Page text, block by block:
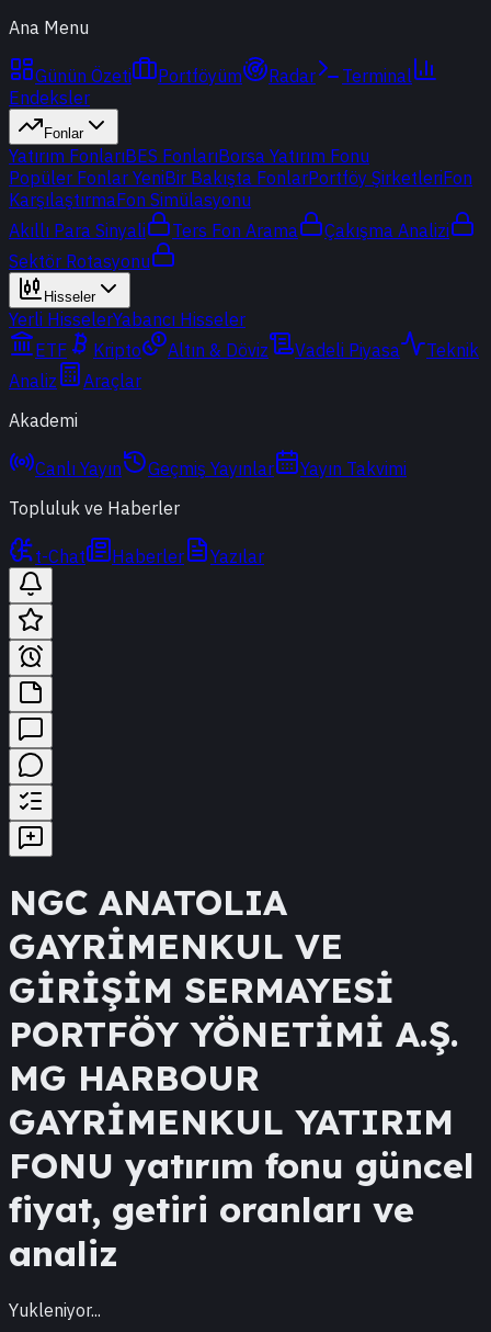
Ana Menu
Günün Özeti Portföyüm Radar
Terminal
Endeksler
Fonlar
Yatırım FonlarıBES FonlarıBorsa Yatırım Fonu
Popüler Fonlar YeniBir Bakışta FonlarPortföy ŞirketleriFon
KarşılaştırmaFon Simülasyonu
Akıllı Para Sinyali
Ters Fon Arama
Çakışma Analizi
Sektör Rotasyonu
Hisseler
Yerli HisselerYabancı Hisseler
ETF
Kripto Altın & Döviz Vadeli Piyasa
Teknik
Analiz
Araçlar
Akademi
Canlı Yayın Geçmiş Yayınlar
Yayın Takvimi
Topluluk ve Haberler
t-Chat Haberler Yazılar
NGC ANATOLIA
GAYRİMENKUL VE
GİRİŞİM SERMAYESİ
PORTFÖY YÖNETİMİ A.Ş.
MG HARBOUR
GAYRİMENKUL YATIRIM
FONU yatırım fonu güncel
fiyat, getiri oranları ve
analiz
Yukleniyor...